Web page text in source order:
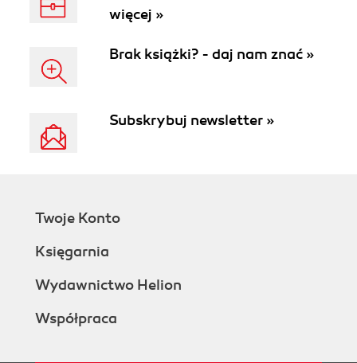
więcej »
Brak książki? - daj nam znać »
Subskrybuj newsletter »
Twoje Konto
Księgarnia
Wydawnictwo Helion
Współpraca